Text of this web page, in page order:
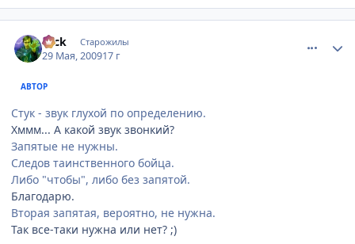
Nick Старожилы
29 Мая, 200917 г
АВТОР
Стук - звук глухой по определению.
Хммм... А какой звук звонкий?
Запятые не нужны.
Следов таинственного бойца.
Либо "чтобы", либо без запятой.
Благодарю.
Вторая запятая, вероятно, не нужна.
Так все-таки нужна или нет? ;)